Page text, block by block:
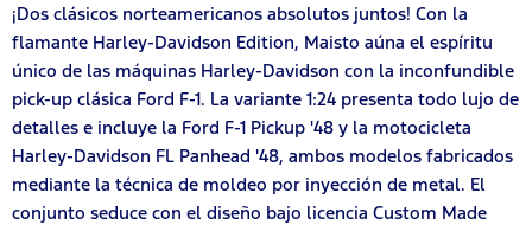
¡Dos clásicos norteamericanos absolutos juntos! Con la
flamante Harley-Davidson Edition, Maisto aúna el espíritu
único de las máquinas Harley-Davidson con la inconfundible
pick-up clásica Ford F-1. La variante 1:24 presenta todo lujo de
detalles e incluye la Ford F-1 Pickup '48 y la motocicleta
Harley-Davidson FL Panhead '48, ambos modelos fabricados
mediante la técnica de moldeo por inyección de metal. El
conjunto seduce con el diseño bajo licencia Custom Made